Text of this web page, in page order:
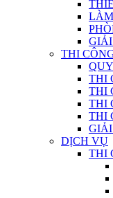
THI
THI
THI
THI
THI
DỊCH VỤ
THI